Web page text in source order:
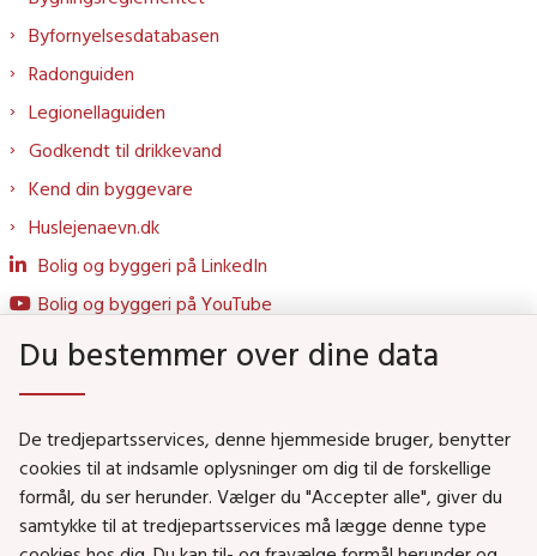
Byfornyelsesdatabasen
Radonguiden
Legionellaguiden
Godkendt til drikkevand
Kend din byggevare
Huslejenaevn.dk
Bolig og byggeri på LinkedIn
Bolig og byggeri på YouTube
Social- og Boligministeriet
Job i Social- og Boligstyrelsen
Puljer og tilskud
Du bestemmer over dine data
De tredjepartsservices, denne hjemmeside bruger, benytter
cookies til at indsamle oplysninger om dig til de forskellige
formål, du ser herunder. Vælger du "Accepter alle", giver du
samtykke til at tredjepartsservices må lægge denne type